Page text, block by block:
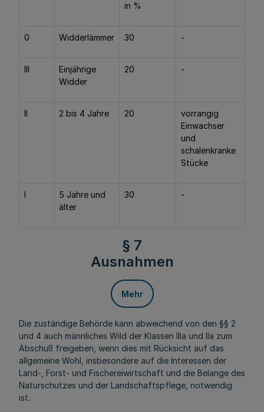
in %
0 Widderlämmer 30 -
III
Einjährige
Widder
20 -
II 2 bis 4 Jahre 20
vorrangig
Einwachser
und
schalenkranke
Stücke
I
5 Jahre und
älter
30 -
§ 7
Ausnahmen
Mehr
Die zuständige Behörde kann abweichend von den §§ 2
und 4 auch männliches Wild der Klassen IIIa und IIa zum
Abschuß freigeben, wenn dies mit Rücksicht auf das
allgemeine Wohl, insbesondere auf die Interessen der
Land-, Forst- und Fischereiwirtschaft und die Belange des
Naturschutzes und der Landschaftspflege, notwendig
ist.